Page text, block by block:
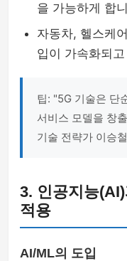
을 가능하게 합
자동차, 헬스케
입이 가속화되
팁: "5G 기술은 단
서비스 모델을 창
기술 전략가 이승철
3. 인공지능
적용
AI/ML의 도입